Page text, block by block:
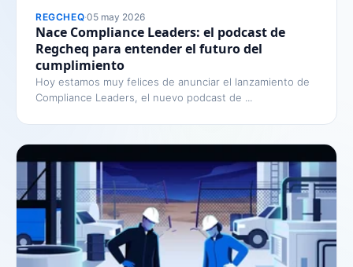
REGCHEQ·05 may 2026
Nace Compliance Leaders: el podcast de
Regcheq para entender el futuro del
cumplimiento
Hoy estamos muy felices de anunciar el lanzamiento de
Compliance Leaders, el nuevo podcast de ...